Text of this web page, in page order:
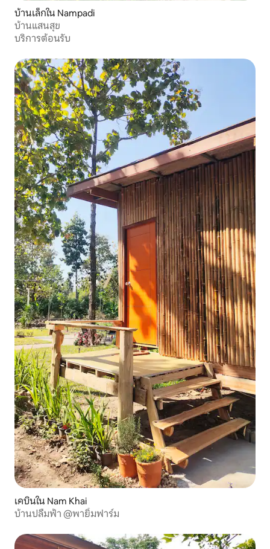
บ้านเล็กใน Nampadi
บ้านแสนสุข
บริการต้อนรับ
เคบินใน Nam Khai
บ้านปลื้มฟ้า @พายิ้มฟาร์ม